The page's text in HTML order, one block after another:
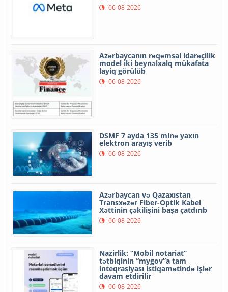
06-08-2026
Azərbaycanın rəqəmsal idarəçilik
model iki beynəlxalq mükafata
layiq görülüb
06-08-2026
DSMF 7 ayda 135 minə yaxın
elektron arayış verib
06-08-2026
Azərbaycan və Qazaxıstan
Transxəzər Fiber-Optik Kabel
Xəttinin çəkilişini başa çatdırıb
06-08-2026
Nazirlik: “Mobil notariat”
tətbiqinin “mygov”a tam
inteqrasiyası istiqamətində işlər
davam etdirilir
06-08-2026